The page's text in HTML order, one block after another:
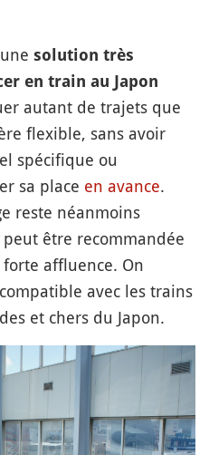
solution très
en train au Japon
autant de trajets que
flexible, sans avoir
spécifique ou
sa place en avance.
reste néanmoins
être recommandée
affluence. On
avec les trains
et chers du Japon.